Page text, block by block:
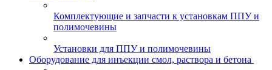
Комплектующие и запчасти к установкам ППУ и
полимочевины
Установки для ППУ и полимочевины
Оборудование для инъекции смол, раствора и бетона